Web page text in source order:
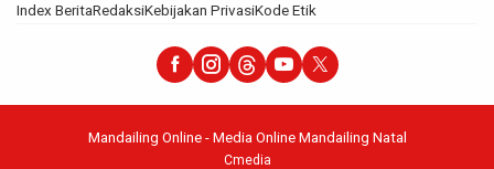
Index BeritaRedaksiKebijakan PrivasiKode Etik
Mandailing Online - Media Online Mandailing Natal
Cmedia